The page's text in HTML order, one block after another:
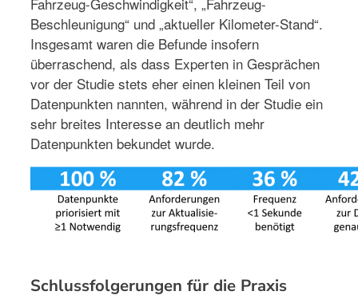
Beschleunigung“ und „aktueller Kilometer-Stand“.
Insgesamt waren die Befunde insofern
überraschend, als dass Experten in Gesprächen
vor der Studie stets eher einen kleinen Teil von
Datenpunkten nannten, während in der Studie ein
sehr breites Interesse an deutlich mehr
Datenpunkten bekundet wurde.
Schlussfolgerungen für die Praxis